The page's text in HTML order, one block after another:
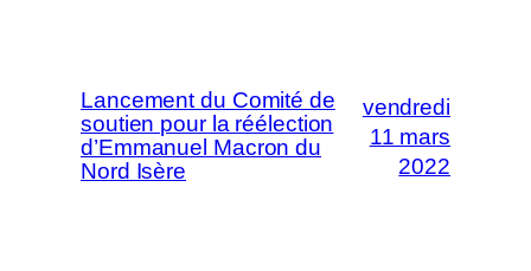
Lancement du Comité de
soutien pour la réélection
d’Emmanuel Macron du
Nord Isère
vendredi
11 mars
2022